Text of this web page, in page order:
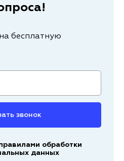
бесплатную
звонок
обработки
данных